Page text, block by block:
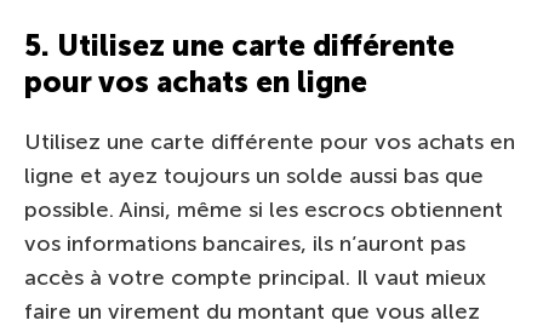
5. Utilisez une carte différente
pour vos achats en ligne
Utilisez une carte différente pour vos achats en
ligne et ayez toujours un solde aussi bas que
possible. Ainsi, même si les escrocs obtiennent
vos informations bancaires, ils n’auront pas
accès à votre compte principal. Il vaut mieux
faire un virement du montant que vous allez